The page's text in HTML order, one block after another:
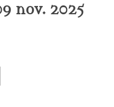
nov. 2025